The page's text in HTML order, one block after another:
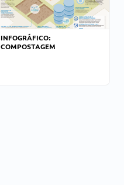
INFOGRÁFICO:
COMPOSTAGEM